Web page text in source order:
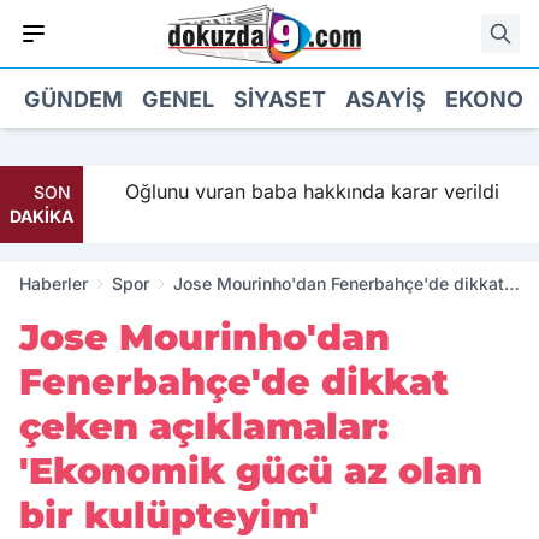
GÜNDEM GENEL SIYASET ASAYIŞ
SON
DAKİKA
Parti Oğlunu vuran baba hakkında karar verildi
Haberler Spor
Jose Mourinho'dan Fenerbahçe'de dikkat
bir kulüpteyim'
Jose Mourinho'dan
Fenerbahçe'de dikkat
çeken açıklamalar:
'Ekonomik gücü az olan
bir kulüpteyim'